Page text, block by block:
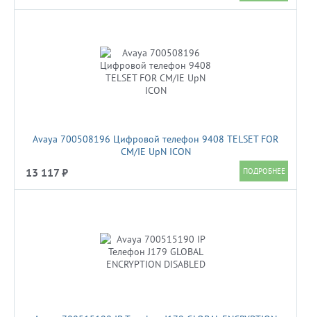
Avaya 700508196 Цифровой телефон 9408 TELSET FOR
CM/IE UpN ICON
13 117 ₽